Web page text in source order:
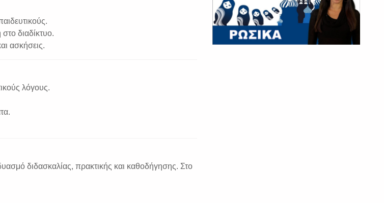
διαδίκτυο.
ασκήσεις.
λόγους.
διδασκαλίας, πρακτικής και καθοδήγησης. Στο